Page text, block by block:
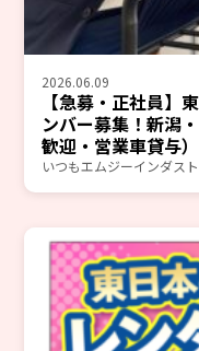
2026.06.09
【急募・正社員】
ンバー募集！新潟
歓迎・営業車貸与）
いつもエムジーインダス